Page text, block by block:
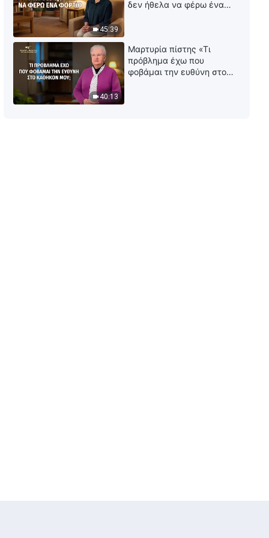
39:09
της αναφοράς προβλημάτων»
39:55
Μαρτυρία πίστης «Είναι συνετό
να μη μιλάς για τα λάθη των
άλλων;»
45:39
δεν ήθελα να φέρω ένα
40:13
Μαρτυρία πίστης «Τι
πρόβλημα έχω που
φοβάμαι την ευθύνη στο